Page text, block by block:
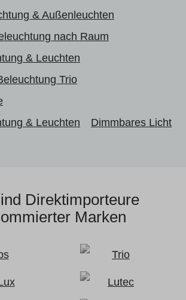
& Außenleuchten
nach Raum
& Leuchten
Trio
& Leuchten
Dimmbares Licht
Direktimporteure
Marken